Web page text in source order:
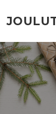
suoraan
sisältöön